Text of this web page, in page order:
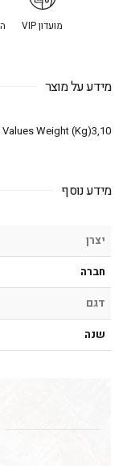
מועדון VIP
מידע על מוצר
Weight (Kg)3,10
מידע נוסף
יצרן
חברה
דגם
שנה